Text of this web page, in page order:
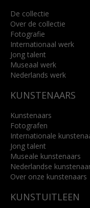
De collectie
Over de collectie
Fotografie
Internationaal werk
Jong talent
Museaal werk
Nederlands werk
KUNSTENAARS
Kunstenaars
Fotografen
Internationale
Jong talent
Museale kunstenaars
Nederlandse
Over onze kunstenaars
KUNSTUITLEEN